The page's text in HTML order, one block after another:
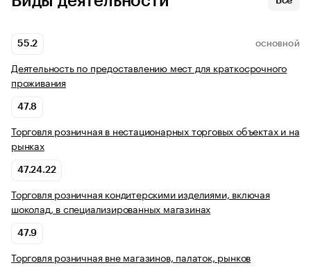
55.2 ОСНОВНОЙ
Деятельность по предоставлению мест для краткосрочного
проживания
47.8
Торговля розничная в нестационарных торговых объектах и на
рынках
47.24.22
Торговля розничная кондитерскими изделиями, включая
шоколад, в специализированных магазинах
47.9
Торговля розничная вне магазинов, палаток, рынков